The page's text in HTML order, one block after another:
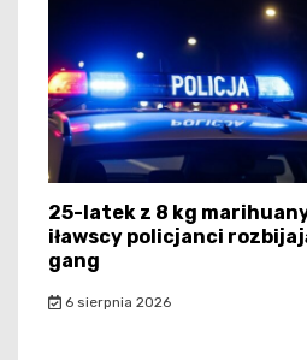
25-latek z 8 kg
iławscy policjanci
gang
6 sierpnia 2026